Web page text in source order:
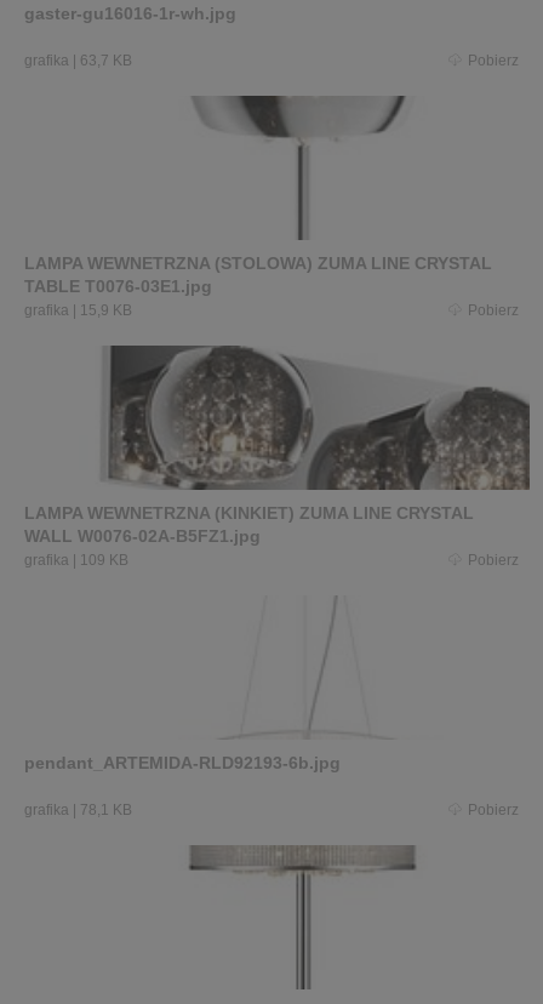
gaster-gu16016-1r-wh.jpg
grafika 63,7 KB Pobierz
LAMPA WEWNETRZNA (STOLOWA) ZUMA LINE CRYSTAL
TABLE T0076-03E1.jpg
grafika 15,9 KB Pobierz
LAMPA WEWNETRZNA (KINKIET) ZUMA LINE CRYSTAL
WALL W0076-02A-B5FZ1.jpg
grafika 109 KB Pobierz
pendant_ARTEMIDA-RLD92193-6b.jpg
grafika 78,1 KB Pobierz